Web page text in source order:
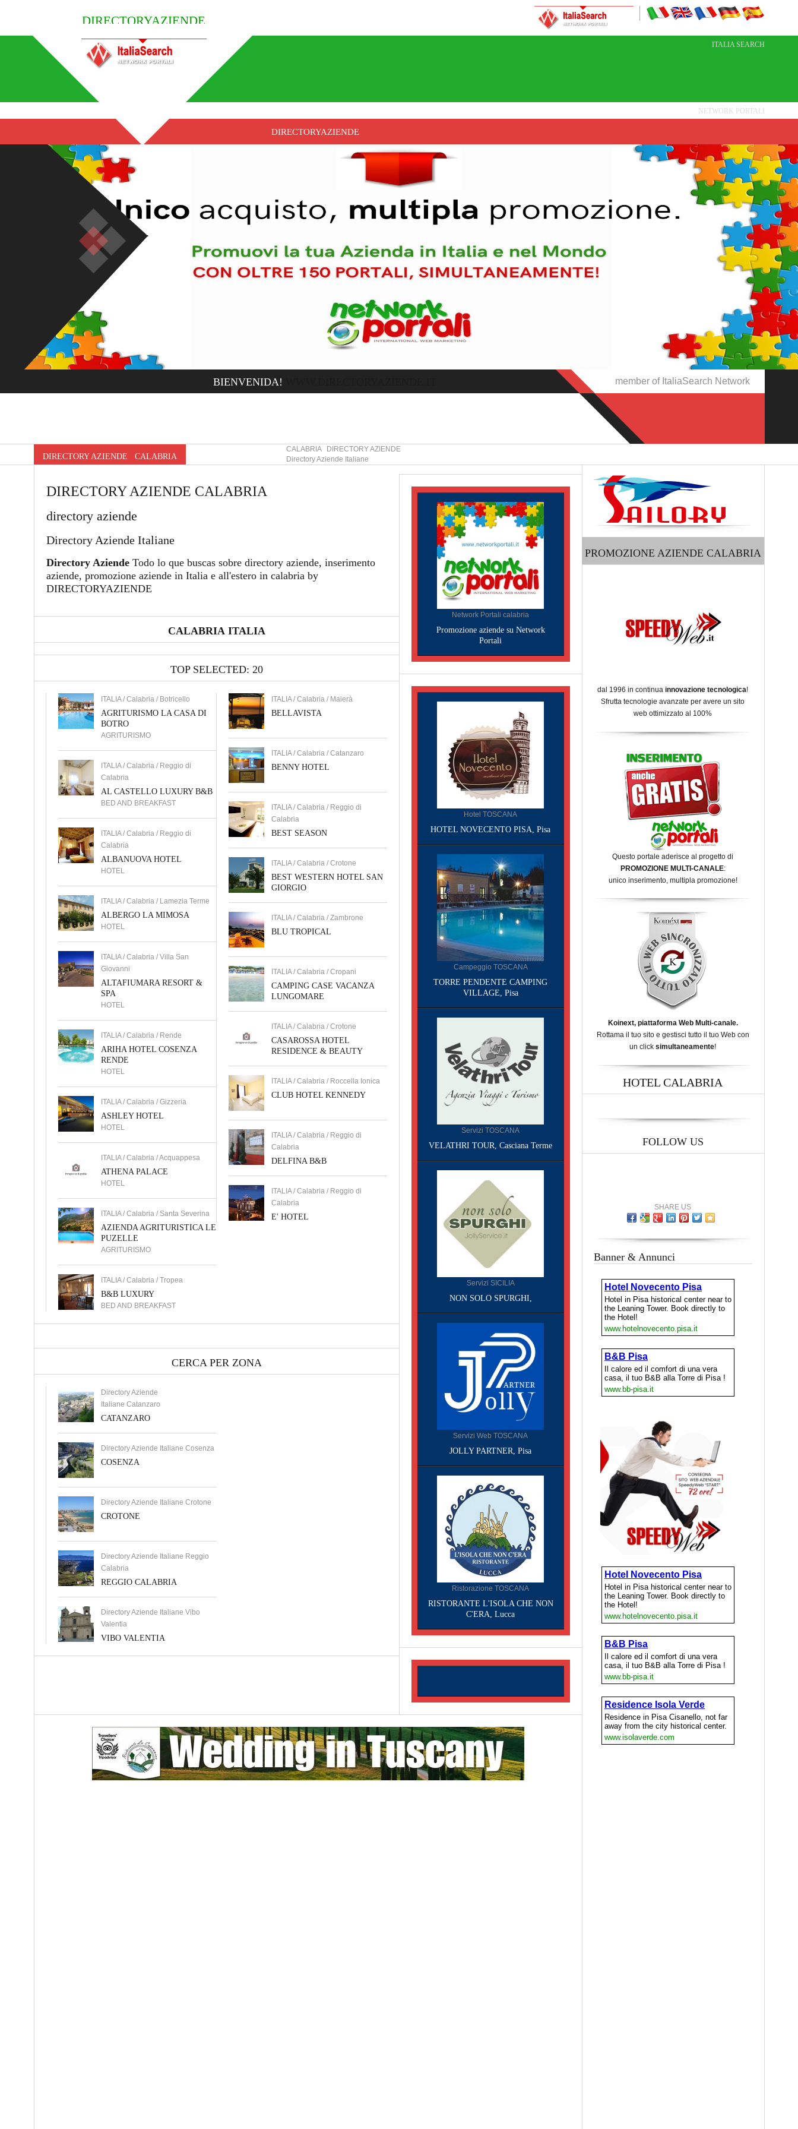
DIRECTORYAZIENDE
ITALIA SEARCH
NETWORK PORTALI
DIRECTORYAZIENDE
BIENVENIDA! member of ItaliaSearch Network
DIRECTORY AZIENDE CALABRIA
CALABRIA DIRECTORY AZIENDE
Directory Aziende Italiane
DIRECTORY AZIENDE CALABRIA
directory aziende
Directory Aziende Italiane
Directory AziendeTodo lo que buscas sobre directory aziende, inserimento
aziende, promozione aziende in Italia e all'estero in calabria by
DIRECTORYAZIENDE
CALABRIA ITALIA
TOP SELECTED: 20
ITALIA / Calabria / Botricello
AGRITURISMO LA CASA DI
BOTRO
AGRITURISMO
ITALIA / Calabria / Reggio di
Calabria
AL CASTELLO LUXURY B&B
BED AND BREAKFAST
ITALIA / Calabria / Reggio di
Calabria
ALBANUOVA HOTEL
HOTEL
ITALIA / Calabria / Lamezia Terme
ALBERGO LA MIMOSA
HOTEL
ITALIA / Calabria / Villa San
Giovanni
ALTAFIUMARA RESORT &
SPA
HOTEL
ITALIA / Calabria / Rende
ARIHA HOTEL COSENZA
RENDE
HOTEL
ITALIA / Calabria / Gizzeria
ASHLEY HOTEL
HOTEL
ITALIA / Calabria / Acquappesa
ATHENA PALACE
HOTEL
ITALIA / Calabria / Santa Severina
AZIENDA AGRITURISTICA LE
PUZELLE
AGRITURISMO
ITALIA / Calabria / Tropea
B&B LUXURY
BED AND BREAKFAST
ITALIA / Calabria / Maierà
BELLAVISTA
ITALIA / Calabria / Catanzaro
BENNY HOTEL
ITALIA / Calabria / Reggio di
Calabria
BEST SEASON
ITALIA / Calabria / Crotone
BEST WESTERN HOTEL SAN
GIORGIO
ITALIA / Calabria / Zambrone
BLU TROPICAL
ITALIA / Calabria / Cropani
CAMPING CASE VACANZA
LUNGOMARE
ITALIA / Calabria / Crotone
CASAROSSA HOTEL
RESIDENCE & BEAUTY
ITALIA / Calabria / Roccella Ionica
CLUB HOTEL KENNEDY
ITALIA / Calabria / Reggio di
Calabria
DELFINA B&B
ITALIA / Calabria / Reggio di
Calabria
E' HOTEL
CERCA PER ZONA
Directory Aziende
Italiane Catanzaro
CATANZARO
Directory Aziende Italiane Cosenza
COSENZA
Directory Aziende Italiane Crotone
CROTONE
Directory Aziende Italiane Reggio
Calabria
REGGIO CALABRIA
Directory Aziende Italiane Vibo
Valentia
VIBO VALENTIA
Network Portali calabria
Promozione aziende su Network
Portali
Hotel TOSCANA
HOTEL NOVECENTO PISA, Pisa
Campeggio TOSCANA
TORRE PENDENTE CAMPING
VILLAGE, Pisa
Servizi TOSCANA
VELATHRI TOUR, Casciana Terme
Servizi SICILIA
NON SOLO SPURGHI,
Servizi Web TOSCANA
JOLLY PARTNER, Pisa
Ristorazione TOSCANA
RISTORANTE L'ISOLA CHE NON
C'ERA, Lucca
PROMOZIONE AZIENDE CALABRIA
dal 1996 in continua innovazione tecnologica!
Sfrutta tecnologie avanzate per avere un sito
web ottimizzato al 100%
Questo portale aderisce al progetto di
PROMOZIONE MULTI-CANALE:
unico inserimento, multipla promozione!
Koinext, piattaforma Web Multi-canale.
Rottama il tuo sito e gestisci tutto il tuo Web con
un click simultaneamente!
HOTEL CALABRIA
FOLLOW US
SHARE US
Banner & Annunci